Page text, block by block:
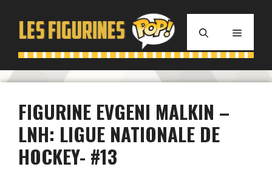
contenu
MENU
FIGURINE EVGENI MALKIN –
LNH: LIGUE NATIONALE DE
HOCKEY- #13